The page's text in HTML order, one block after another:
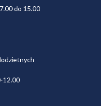
do 15.00
12.00